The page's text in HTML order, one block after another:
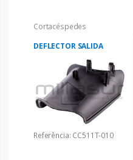
Cortacéspedes
DEFLECTOR SALIDA
Referência: CC511T-010